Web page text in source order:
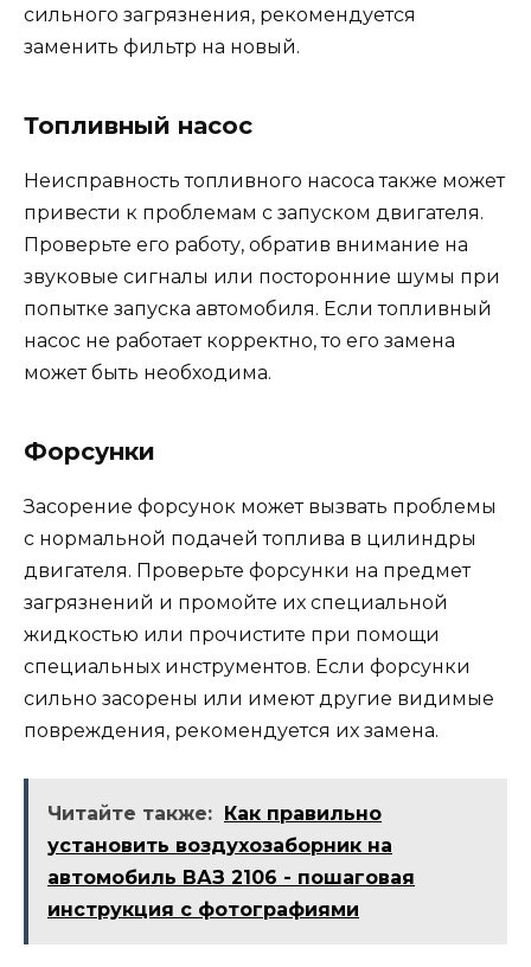
сильного загрязнения, рекомендуется
заменить фильтр на новый.
Топливный насос
Неисправность топливного насоса также может
привести к проблемам с запуском двигателя.
Проверьте его работу, обратив внимание на
звуковые сигналы или посторонние шумы при
попытке запуска автомобиля. Если топливный
насос не работает корректно, то его замена
может быть необходима.
Форсунки
Засорение форсунок может вызвать проблемы
с нормальной подачей топлива в цилиндры
двигателя. Проверьте форсунки на предмет
загрязнений и промойте их специальной
жидкостью или прочистите при помощи
специальных инструментов. Если форсунки
сильно засорены или имеют другие видимые
повреждения, рекомендуется их замена.
Читайте также:
Как правильно
установить воздухозаборник на
автомобиль ВАЗ 2106 - пошаговая
инструкция с фотографиями